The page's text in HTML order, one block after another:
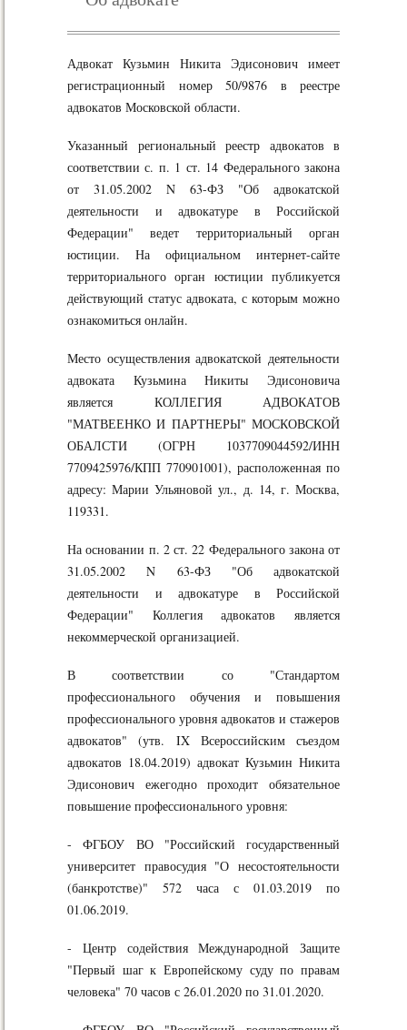
Адвокат Кузьмин Никита Эдисонович имеет
регистрационный номер 50/9876 в реестре
адвокатов Московской области.
Указанный региональный реестр адвокатов в
соответствии с. п. 1 ст. 14 Федерального закона
от 31.05.2002 N 63-ФЗ "Об адвокатской
деятельности и адвокатуре в Российской
Федерации" ведет территориальный орган
юстиции. На официальном интернет-сайте
территориального орган юстиции публикуется
действующий статус адвоката, с которым можно
ознакомиться онлайн.
Место осуществления адвокатской деятельности
адвоката Кузьмина Никиты Эдисоновича
является КОЛЛЕГИЯ АДВОКАТОВ
"МАТВЕЕНКО И ПАРТНЕРЫ" МОСКОВСКОЙ
ОБАЛСТИ (ОГРН 1037709044592/ИНН
7709425976/КПП 770901001), расположенная по
адресу: Марии Ульяновой ул., д. 14, г. Москва,
119331.
На основании п. 2 ст. 22 Федерального закона от
31.05.2002 N 63-ФЗ "Об адвокатской
деятельности и адвокатуре в Российской
Федерации" Коллегия адвокатов является
некоммерческой организацией.
В соответствии со "Стандартом
профессионального обучения и повышения
профессионального уровня адвокатов и стажеров
адвокатов" (утв. IX Всероссийским съездом
адвокатов 18.04.2019) адвокат Кузьмин Никита
Эдисонович ежегодно проходит обязательное
повышение профессионального уровня:
- ФГБОУ ВО "Российский государственный
университет правосудия "О несостоятельности
(банкротстве)" 572 часа с 01.03.2019 по
01.06.2019.
- Центр содействия Международной Защите
"Первый шаг к Европейскому суду по правам
человека" 70 часов с 26.01.2020 по 31.01.2020.